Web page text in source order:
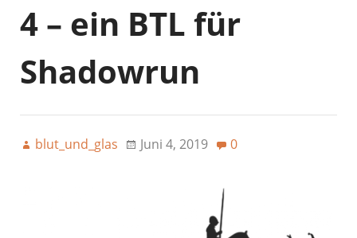
4 – ein BTL für
Shadowrun
blut_und_glas Juni 4, 2019 0